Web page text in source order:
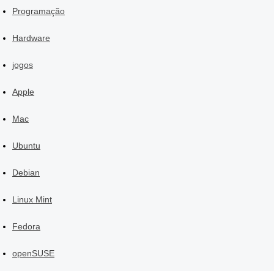
Programação
Hardware
jogos
Apple
Mac
Ubuntu
Debian
Linux Mint
Fedora
openSUSE